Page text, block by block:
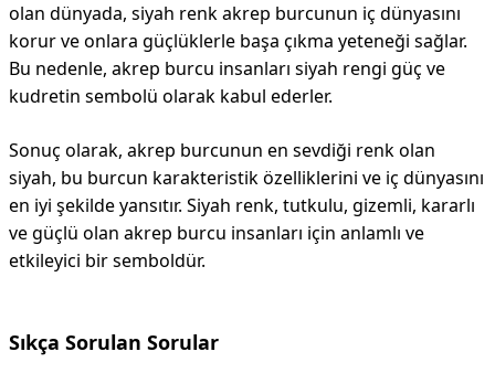
olan dünyada, siyah renk akrep burcunun iç dünyasını
korur ve onlara güçlüklerle başa çıkma yeteneği sağlar.
Bu nedenle, akrep burcu insanları siyah rengi güç ve
kudretin sembolü olarak kabul ederler.
Sonuç olarak, akrep burcunun en sevdiği renk olan
siyah, bu burcun karakteristik özelliklerini ve iç dünyasını
en iyi şekilde yansıtır. Siyah renk, tutkulu, gizemli, kararlı
ve güçlü olan akrep burcu insanları için anlamlı ve
etkileyici bir semboldür.
Sıkça Sorulan Sorular